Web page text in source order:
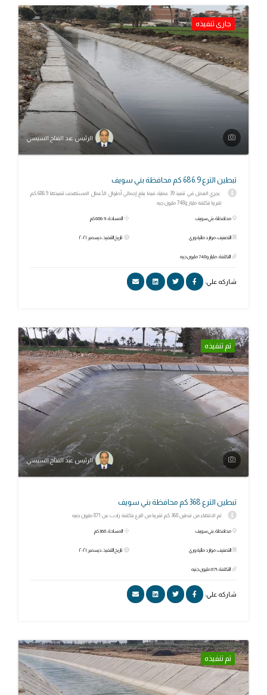
جارى تنفيذه
الرئيس عبد الفتاح السيسي
تبطين الترع 686.9 كم محافظة بني سويف
يجري العمل في تنفيذ 39 عملية، فيما يبلغ إجمالي أطوال الأعمال المستهدف تنفيذها 686.9 كم
تقريبا بتكلفة مليار و748 مليون جيه
محافظة: بني سويف
التصنيف: موارد مائية وري
التكلفة: مليار و748 مليون جيه
المساحة: 686.9 كم
تاريخ التنفيذ: ديسمبر ٢٠٢١
شاركه علي:
تم تنفيذه
الرئيس عبد الفتاح السيسي
تبطين الترع 368 كم محافظة بني سويف
تم الانتهاء من تبطين 368 كم تقريبا من الترع بتكلفة زادت عن 871 مليون جنيه
محافظة: بني سويف
التصنيف: موارد مائية وري
التكلفة: 871 مليون جنيه
المساحة: 368 كم
تاريخ التنفيذ: ديسمبر ٢٠٢١
شاركه علي:
تم تنفيذه